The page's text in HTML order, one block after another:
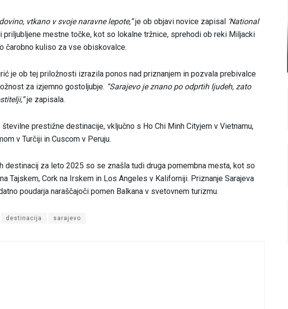
vtkano v svoje naravne lepote,”je ob objavi novice zapisal ‘National
priljubljene mestne točke, kot so lokalne tržnice, sprehodi ob reki Miljacki
čarobno kuliso za vse obiskovalce.
je ob tej priložnosti izrazila ponos nad priznanjem in pozvala prebivalce
za izjemno gostoljubje. “Sarajevo je znano po odprtih ljudeh, zato
je zapisala.
prestižne destinacije, vključno s Ho Chi Minh Cityjem v Vietnamu,
v Turčiji in Cuscom v Peruju.
destinacij za leto 2025 so se znašla tudi druga pomembna mesta, kot so
Tajskem, Cork na Irskem in Los Angeles v Kaliforniji. Priznanje Sarajeva
poudarja naraščajoči pomen Balkana v svetovnem turizmu.
destinacija sarajevo